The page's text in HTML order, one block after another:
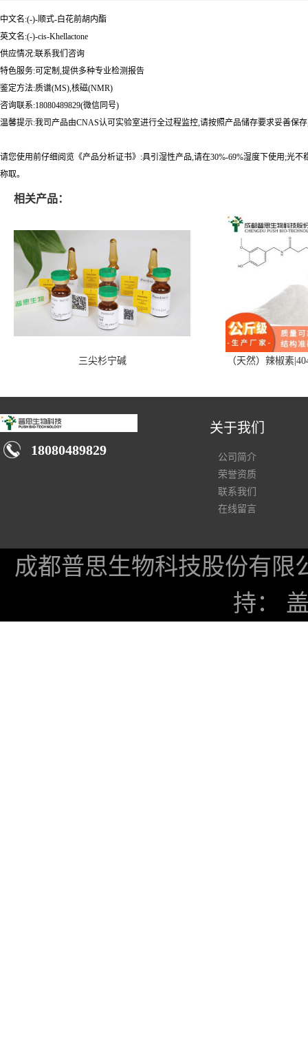
中文名:(-)-顺式-白花前胡内酯
英文名:(-)-cis-Khellactone
供应情况:联系我们咨询
特色服务:可定制,提供多种专业检测报告
鉴定方法:质谱(MS),核磁(NMR)
咨询联系:18080489829(微信同号)
温馨提示:我司产品由CNAS认可实验室进行全过程监控,请按照产品储存要求妥善保
请您使用前仔细阅览《产品分析证书》:具引湿性产品,请在30%-69%湿度下使用;光
称取。
相关产品：
三尖杉宁碱 （天然）辣椒素
18080489829
关于我们
公司简介
荣誉资质
联系我们
在线留言
成都普思生物科技股份有限
持：